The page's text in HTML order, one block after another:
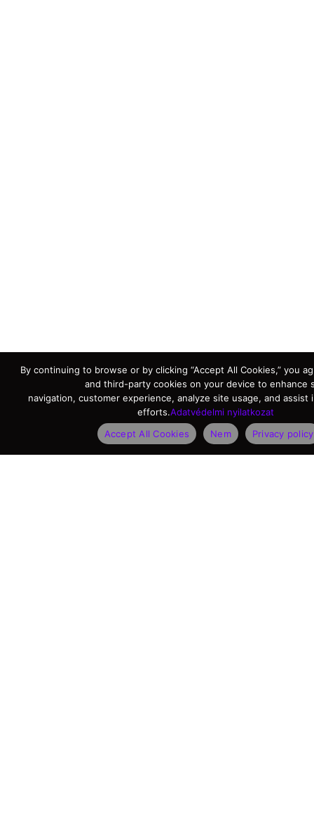
By continuing to browse or by clicking “Accept All Cookies,” you
and third-party cookies on your device to enhance
navigation, customer experience, analyze site usage, and assist
efforts.Adatvédelmi nyilatkozat
Accept All Cookies
Nem Privacy policy